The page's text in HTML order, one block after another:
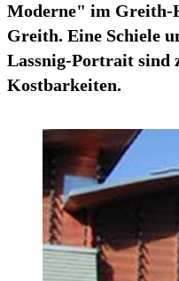
Moderne" im Greith-
Greith. Eine Schiele
Lassnig-Portrait sind
Kostbarkeiten.